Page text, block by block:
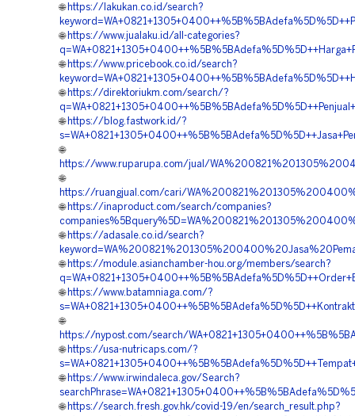
🌐 https://lakukan.co.id/search?
🌐 https://www.jualaku.id/all-categories?
🌐 https://www.pricebook.co.id/search?
🌐 https://direktoriukm.com/search/?
🌐 https://blog.fastwork.id/?
🌐
https://www.ruparupa.com/jual/
🌐
https://ruangjual.com/cari/
🌐 https://inaproduct.com/search/companies?
🌐 https://adasale.co.id/search?
🌐 https://module.asianchamber-hou.org/members/search?
🌐 https://www.batamniaga.com/?
🌐
https://nypost.com/search/
🌐 https://usa-nutricaps.com/?
🌐 https://www.irwindaleca.gov/Search?
🌐 https://search.fresh.gov.hk/covid-19/en/search_result.php?